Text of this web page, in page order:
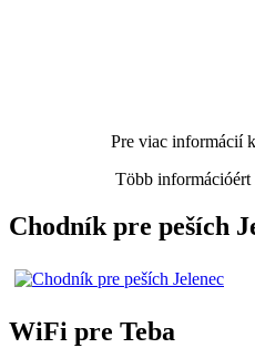
Pre viac informácií
Több információért
Chodník pre peších
WiFi pre Teba